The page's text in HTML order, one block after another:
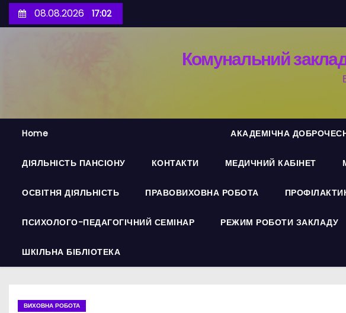
е
08.08.2026 17:02
Комунальний
Home АКАДЕМІЧНА
ДІЯЛЬНІСТЬ ПАНСІОНУ КОНТАКТИ МЕДИЧНИЙ КАБІНЕТ
ОСВІТНЯ ДІЯЛЬНІСТЬ ПРАВОВИХОВНА РОБОТА
ПСИХОЛОГО-ПЕДАГОГІЧНИЙ СЕМІНАР РЕЖИМ РОБОТИ ЗАКЛАДУ
ШКІЛЬНА БІБЛІОТЕКА
ВИХОВНА РОБОТА